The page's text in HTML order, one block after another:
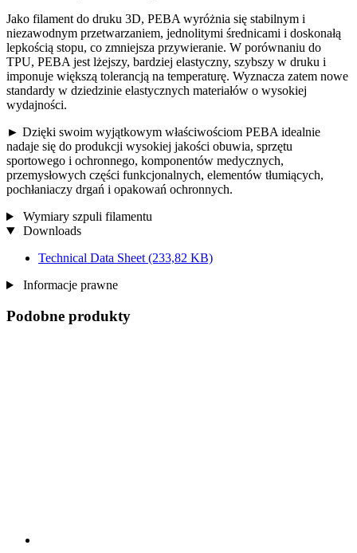
Jako filament do druku 3D, PEBA wyróżnia się stabilnym i
niezawodnym przetwarzaniem, jednolitymi średnicami i doskonałą
lepkością stopu, co zmniejsza przywieranie. W porównaniu do
TPU, PEBA jest lżejszy, bardziej elastyczny, szybszy w druku i
imponuje większą tolerancją na temperaturę. Wyznacza zatem nowe
standardy w dziedzinie elastycznych materiałów o wysokiej
wydajności.
► Dzięki swoim wyjątkowym właściwościom PEBA idealnie
nadaje się do produkcji wysokiej jakości obuwia, sprzętu
sportowego i ochronnego, komponentów medycznych,
przemysłowych części funkcjonalnych, elementów tłumiących,
pochłaniaczy drgań i opakowań ochronnych.
Wymiary szpuli filamentu
Downloads
Technical Data Sheet (233,82 KB)
Informacje prawne
Podobne produkty